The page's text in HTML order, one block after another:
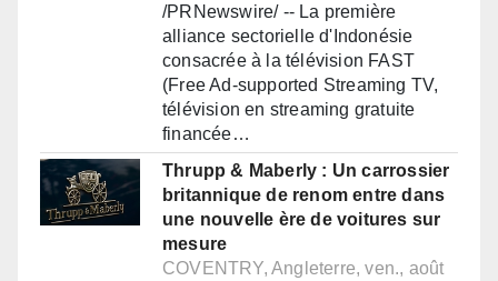
/PRNewswire/ -- La première
alliance sectorielle d'Indonésie
consacrée à la télévision FAST
(Free Ad-supported Streaming TV,
télévision en streaming gratuite
financée…
Thrupp & Maberly : Un carrossier
britannique de renom entre dans
une nouvelle ère de voitures sur
mesure
COVENTRY, Angleterre, ven., août